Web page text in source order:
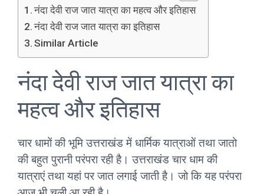
नंदा देवी राज जात यात्रा का महत्व और इतिहास
नंदा देवी राज जात यात्रा का इतिहास
Similar Article
नंदा देवी राज जात यात्रा का
महत्व और इतिहास
चार धामों की भूमि उत्तराखंड में धार्मिक यात्राओं तथा जातो
की बहुत पुरानी परंपरा रही है। उत्तराखंड चार धाम की
यात्राएं तथा यहां पर जात लगाई जाती है। जो कि यह परंपरा